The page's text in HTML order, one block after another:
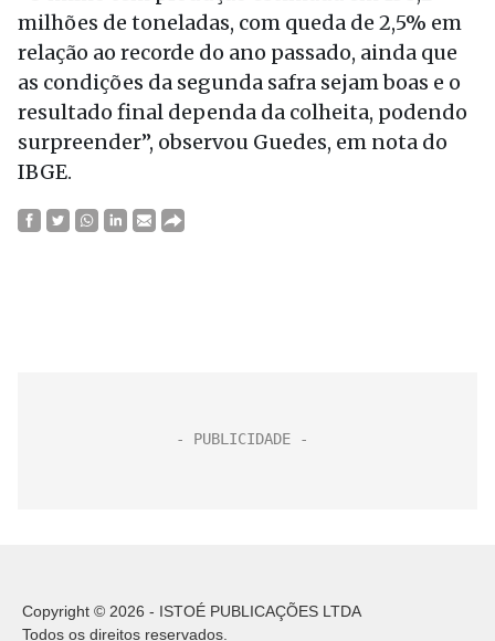
milhões de toneladas, com queda de 2,5% em
relação ao recorde do ano passado, ainda que
as condições da segunda safra sejam boas e o
resultado final dependa da colheita, podendo
surpreender”, observou Guedes, em nota do
IBGE.
Copyright © 2026 - ISTOÉ PUBLICAÇÕES LTDA
Todos os direitos reservados.